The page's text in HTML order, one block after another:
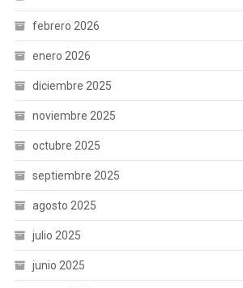
febrero 2026
enero 2026
diciembre 2025
noviembre 2025
octubre 2025
septiembre 2025
agosto 2025
julio 2025
junio 2025